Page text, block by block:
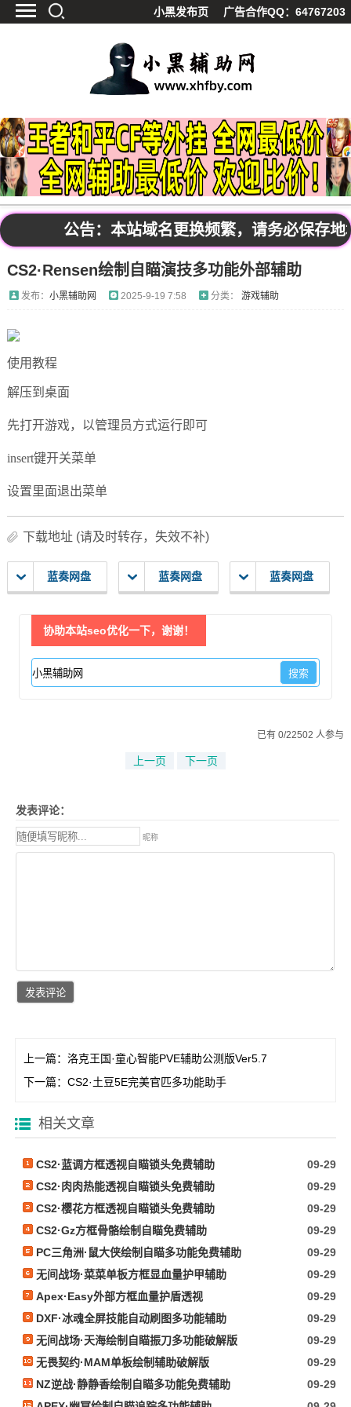
小黑发布页 广告合作QQ：64767203
精品软件
源码分享
资源宝库
影视解析
站内公告
公告：本站域名更换频繁，请务必保存
CS2·Rensen绘制自瞄演技多功能外部辅助
发布： 小黑辅助网 2025-9-19 7:58 分类： 游戏辅助
使用教程
解压到桌面
先打开游戏，以管理员方式运行即可
insert键开关菜单
设置里面退出菜单
下载地址 (请及时转存，失效不补)
蓝奏网盘 蓝奏网盘 蓝奏网盘
协助本站seo优化一下，谢谢！
已有 0/22502 人参与
上一页 下一页
发表评论：
昵称
上一篇： 洛克王国·童心智能PVE辅助公测版Ver5.7
下一篇： CS2·土豆5E完美官匹多功能助手
相关文章
CS2·蓝调方框透视自瞄锁头免费辅助
09-29
CS2·肉肉热能透视自瞄锁头免费辅助
09-29
CS2·樱花方框透视自瞄锁头免费辅助
09-29
CS2·Gz方框骨骼绘制自瞄免费辅助
09-29
PC三角洲·鼠大侠绘制自瞄多功能免费辅助
09-29
无间战场·菜菜单板方框显血量护甲辅助
09-29
Apex·Easy外部方框血量护盾透视
09-29
DXF·冰魂全屏技能自动刷图多功能辅助
09-29
无间战场·天海绘制自瞄振刀多功能破解版
09-29
无畏契约·MAM单板绘制辅助破解版
09-29
NZ逆战·静静香绘制自瞄多功能免费辅助
09-29